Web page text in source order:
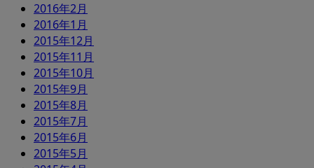
2016年2月
2016年1月
2015年12月
2015年11月
2015年10月
2015年9月
2015年8月
2015年7月
2015年6月
2015年5月